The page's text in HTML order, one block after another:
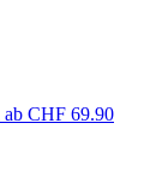
ab CHF 69.90